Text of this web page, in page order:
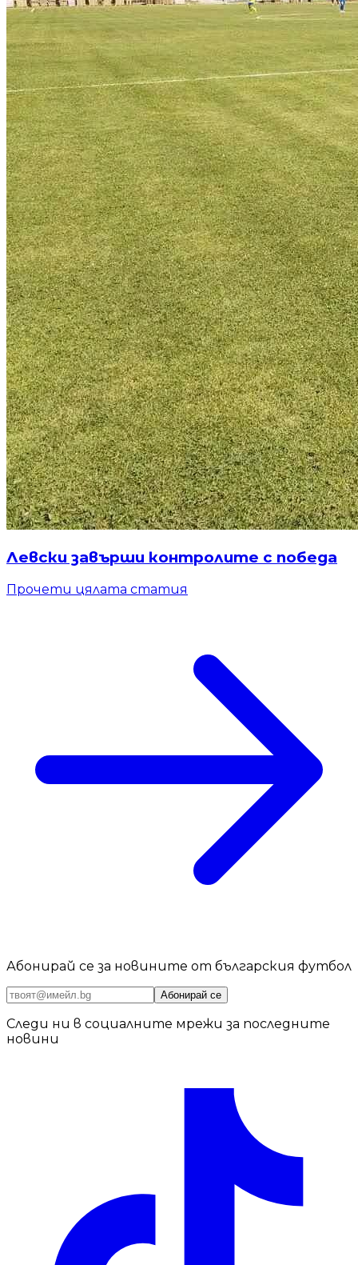
Левски завърши контролите с победа
Прочети цялата статия
Абонирай се за новините от българския футбол
Абонирай се
Следи ни в социалните мрежи за последните
новини